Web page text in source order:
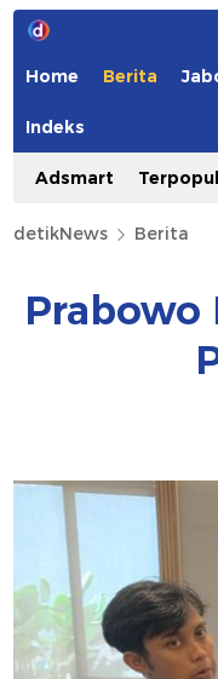
Home Berita
Indeks
Adsmart
detikNews Berita
Prabowo